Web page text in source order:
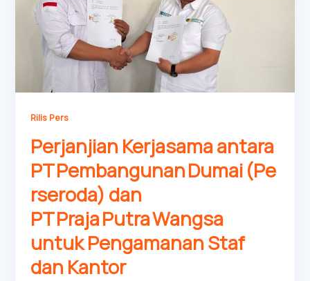
Rilis Pers
Perjanjian Kerjasama antara
PT Pembangunan Dumai (Pe
rseroda) dan
PT Praja Putra Wangsa
untuk Pengamanan Staf
dan Kantor